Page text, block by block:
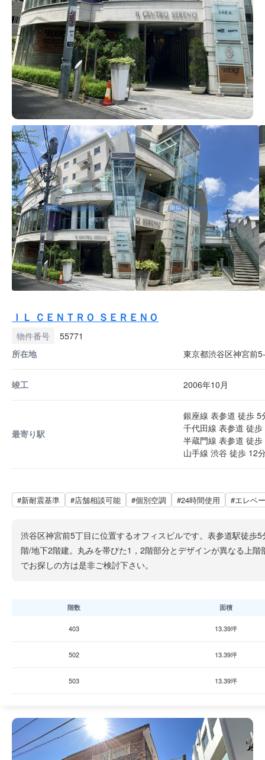
ＩＬ ＣＥＮＴＲＯ ＳＥＲＥＮＯ
物件番号
55771
所在地
東京都渋谷区神宮前
竣工 2006年10月
最寄り駅
銀座線 表参道 徒歩 5
千代田線 表参道 徒歩
半蔵門線 表参道 徒歩
山手線 渋谷 徒歩 12
#新耐震基準 #店舗相談可能 #個別空調 #24時間使用 #エレベ
渋谷区神宮前5丁目に位置するオフィスビルです。表参道駅徒
階/地下2階建。丸みを帯びた1，2階部分とデザインが異なる上
でお探しの方は是非ご検討下さい。
階数 面積
403 13.39坪
502 13.39坪
503 13.39坪